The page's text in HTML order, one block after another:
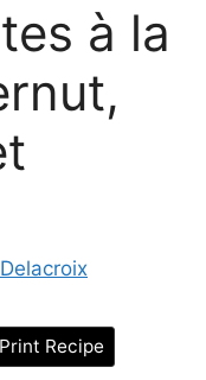
à la
Recipe